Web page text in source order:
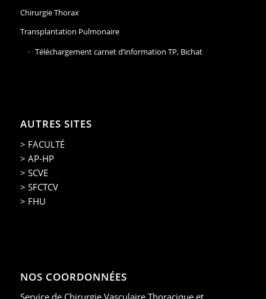
Chirurgie Thorax
Transplantation Pulmonaire
Téléchargement carnet d’information TP, Bichat
AUTRES SITES
> FACULTÉ
> AP-HP
> SCVE
> SFCTCV
> FHU
NOS COORDONNÉES